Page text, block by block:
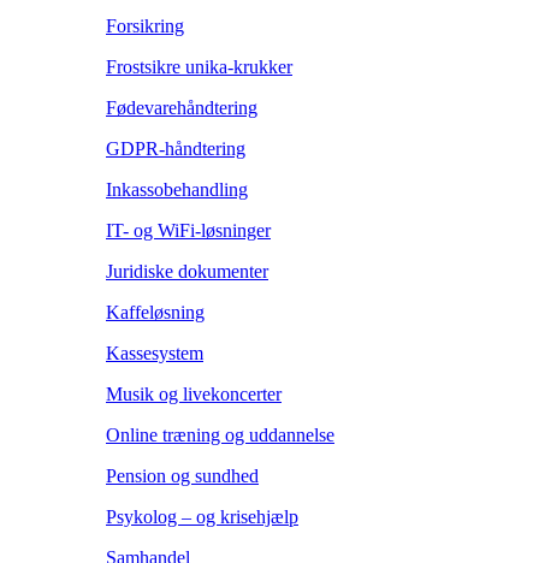
Forsikring
Frostsikre unika-krukker
Fødevarehåndtering
GDPR-håndtering
Inkassobehandling
IT- og WiFi-løsninger
Juridiske dokumenter
Kaffeløsning
Kassesystem
Musik og livekoncerter
Online træning og uddannelse
Pension og sundhed
Psykolog – og krisehjælp
Samhandel